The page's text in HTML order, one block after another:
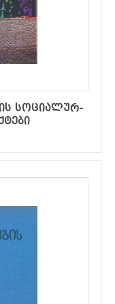
სოციალურ-